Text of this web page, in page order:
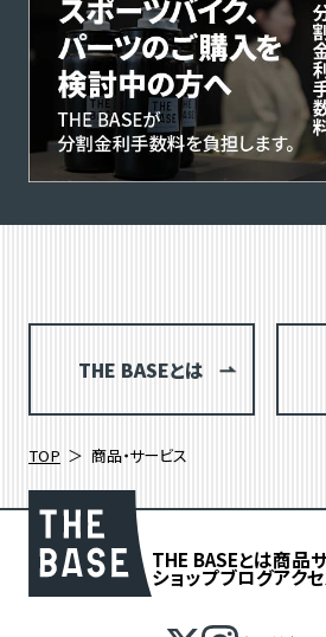
THE BASEとは
TOP 商品・サービス
THE BASEとは商品
ショップブログアク